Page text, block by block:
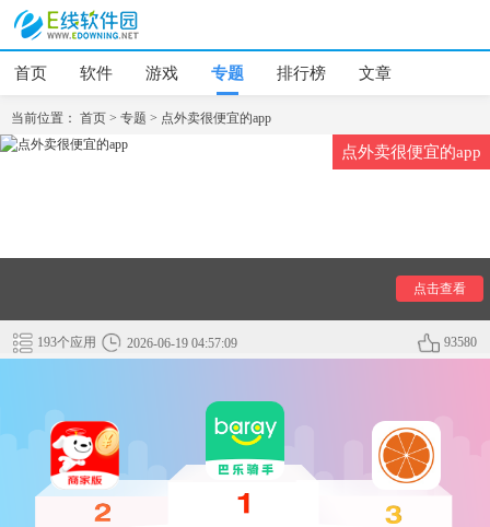
首页 软件 游戏 专题 排行榜 文章
当前位置： 首页 > 专题 > 点外卖很便宜的app
点外卖很便宜的app
费很多额外的钱，下面小编为大家带来了几款点外卖非常便宜
的软件，经济实惠还可以放心食用。
点击查看
193个应用 2026-06-19 04:57:09 93580